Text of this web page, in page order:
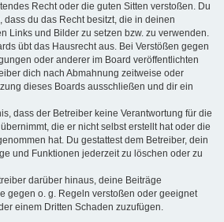
Recht oder die guten Sitten verstoßen. Du
dass du das Recht besitzt, die in deinen
Links und Bilder zu setzen bzw. zu verwenden.
übt das Hausrecht aus. Bei Verstößen gegen
oder anderer im Board veröffentlichten
dich nach Abmahnung zeitweise oder
dieses Boards ausschließen und dir ein
dass der Betreiber keine Verantwortung für die
die er nicht selbst erstellt hat oder die
hat. Du gestattest dem Betreiber, dein
und Funktionen jederzeit zu löschen oder zu
darüber hinaus, deine Beiträge
gegen o. g. Regeln verstoßen oder geeignet
einem Dritten Schaden zuzufügen.